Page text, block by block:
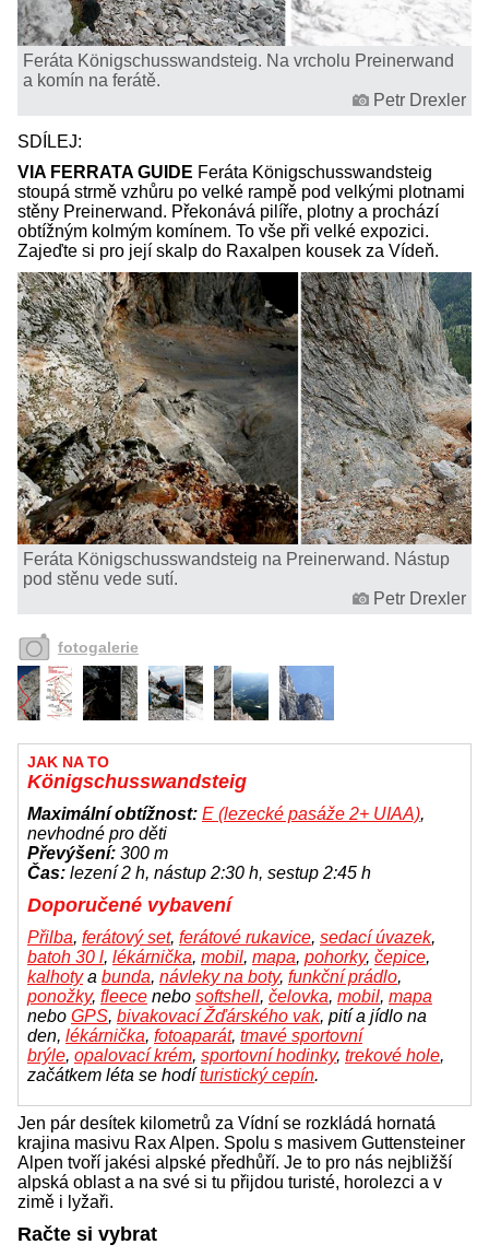
Feráta Königschusswandsteig. Na vrcholu Preinerwand
a komín na ferátě.
Petr Drexler
SDÍLEJ:
VIA FERRATA GUIDE Feráta Königschusswandsteig
stoupá strmě vzhůru po velké rampě pod velkými plotnami
stěny Preinerwand. Překonává pilíře, plotny a prochází
obtížným kolmým komínem. To vše při velké expozici.
Zajeďte si pro její skalp do Raxalpen kousek za Vídeň.
Feráta Königschusswandsteig na Preinerwand. Nástup
pod stěnu vede sutí.
Petr Drexler
fotogalerie
JAK NA TO
Königschusswandsteig
Maximální obtížnost: E (lezecké pasáže 2+ UIAA),
nevhodné pro děti
Převýšení: 300 m
Čas: lezení 2 h, nástup 2:30 h, sestup 2:45 h
Doporučené vybavení
Přilba, ferátový set, ferátové rukavice, sedací úvazek,
batoh 30 l, lékárnička, mobil, mapa, pohorky, čepice,
kalhotya bunda, návleky na boty, funkční prádlo,
ponožky, fleece nebo softshell, čelovka, mobil, mapa
nebo GPS, bivakovací Žďárského vak, pití a jídlo na
den, lékárnička, fotoaparát, tmavé sportovní
brýle, opalovací krém, sportovní hodinky, trekové hole,
začátkem léta se hodíturistický cepín.
Jen pár desítek kilometrů za Vídní se rozkládá hornatá
krajina masivu Rax Alpen. Spolu s masivem Guttensteiner
Alpen tvoří jakési alpské předhůří. Je to pro nás nejbližší
alpská oblast a na své si tu přijdou turisté, horolezci a v
zimě i lyžaři.
Račte si vybrat